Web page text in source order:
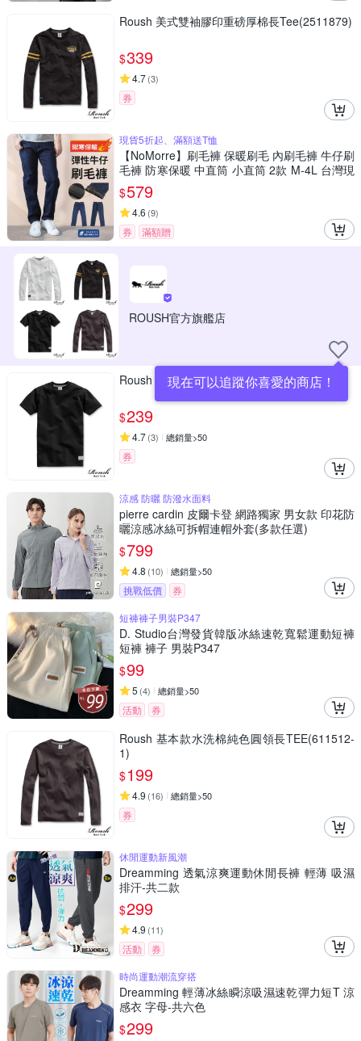
Roush 美式雙袖膠印重磅厚棉長Tee(2511879)
$339
4.7(3)
券
現貨5折起、滿額送T恤
【NoMorre】刷毛褲 保暖刷毛 內刷毛褲 牛仔刷
毛褲 防寒保暖 中直筒 小直筒 2款 M-4L 台灣現
貨 #3790
$579
4.6 (9)
券 滿額贈
ROUSH官方旗艦店
現在可以追蹤你喜愛的商店！
Roush 高磅數厚棉素面圓領短TEE(2511099)
$239
4.7(3) 總銷量>50
券
涼感 防曬 防潑水面料
pierre cardin 皮爾卡登 網路獨家 男女款 印花防
曬涼感冰絲可拆帽連帽外套(多款任選)
$799
4.8 (10) 總銷量>50
挑戰低價
券
短褲褲子男裝P347
D. Studio台灣發貨韓版冰絲速乾寬鬆運動短褲
短褲 褲子 男裝P347
$99
5 (4) 總銷量>50
活動 券
Roush 基本款水洗棉純色圓領長TEE(611512-
1)
$199
4.9 (16) 總銷量>50
券
休閒運動新風潮
Dreamming 透氣涼爽運動休閒長褲 輕薄 吸濕
排汗-共二款
$299
4.9 (11)
活動
券
時尚運動潮流穿搭
Dreamming 輕薄冰絲瞬涼吸濕速乾彈力短T 涼
感衣 字母-共六色
$299